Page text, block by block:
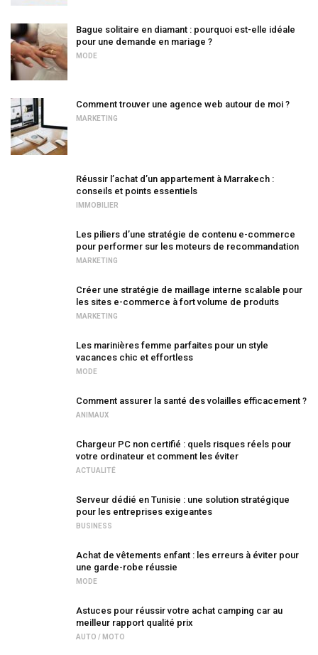
Bague solitaire en diamant : pourquoi est-elle idéale
pour une demande en mariage ?
MODE
Comment trouver une agence web autour de moi ?
MARKETING
Réussir l’achat d’un appartement à Marrakech :
conseils et points essentiels
IMMOBILIER
Les piliers d’une stratégie de contenu e-commerce
pour performer sur les moteurs de recommandation
MARKETING
Créer une stratégie de maillage interne scalable pour
les sites e-commerce à fort volume de produits
MARKETING
Les marinières femme parfaites pour un style
vacances chic et effortless
MODE
Comment assurer la santé des volailles efficacement ?
ANIMAUX
Chargeur PC non certifié : quels risques réels pour
votre ordinateur et comment les éviter
ACTUALITÉ
Serveur dédié en Tunisie : une solution stratégique
pour les entreprises exigeantes
BUSINESS
Achat de vêtements enfant : les erreurs à éviter pour
une garde-robe réussie
MODE
Astuces pour réussir votre achat camping car au
meilleur rapport qualité prix
AUTO / MOTO